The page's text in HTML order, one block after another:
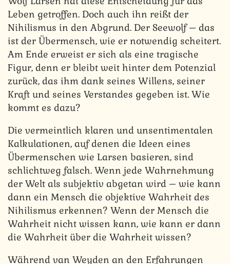
Leben getroffen. Doch auch ihn reißt der
Nihilismus in den Abgrund. Der Seewolf – das
ist der Übermensch, wie er notwendig scheitert.
Am Ende erweist er sich als eine tragische
Figur, denn er bleibt weit hinter dem Potenzial
zurück, das ihm dank seines Willens, seiner
Kraft und seines Verstandes gegeben ist. Wie
kommt es dazu?
Die vermeintlich klaren und unsentimentalen
Kalkulationen, auf denen die Ideen eines
Übermenschen wie Larsen basieren, sind
schlichtweg falsch. Wenn jede Wahrnehmung
der Welt als subjektiv abgetan wird – wie kann
dann ein Mensch die objektive Wahrheit des
Nihilismus erkennen? Wenn der Mensch die
Wahrheit nicht wissen kann, wie kann er dann
die Wahrheit über die Wahrheit wissen?
Während van Weyden an den Erfahrungen